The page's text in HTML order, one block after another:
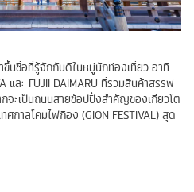
ขึ้นชื่อที่รู้จักกันดีในหมู่นักท่องเที่ยว อาทิ
และ FUJII DAIMARU ที่รวมสินค้าสรรพ
ะเป็นถนนสายช้อปปิ้งสำคัญของเกียวโต
กาลโคมไฟกิอง (GION FESTIVAL) สุด